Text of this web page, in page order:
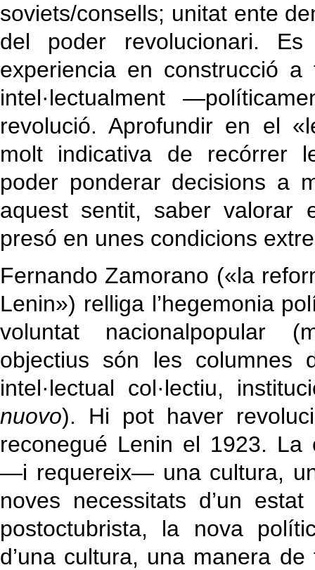
soviets/consells; unitat ente
del poder revolucionari.
experiencia en construcció
intel·lectualment
revolució. Aprofundir en el
molt indicativa de recórrer
poder ponderar decisions a
aquest sentit, saber valorar
presó en unes condicions
Fernando Zamorano («la
Lenin») relliga l’hegemonia
voluntat nacionalpopular
objectius són les columnes
intel·lectual col·lectiu,
nuovo). Hi pot haver
reconegué Lenin el 1923. La
—i requereix— una cultura,
noves necessitats d’un
postoctubrista, la nova
d’una cultura, una manera